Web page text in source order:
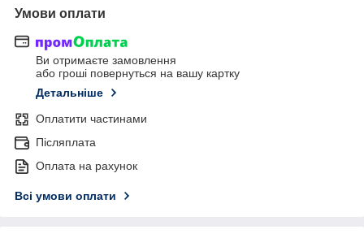
Умови оплати
Ви отримаєте замовлення
або гроші повернуться на вашу картку
Детальніше
Оплатити частинами
Післяплата
Оплата на рахунок
Всі умови оплати